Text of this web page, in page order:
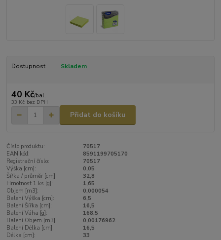
Dostupnost Skladem
40 Kč/bal.
33 Kč bez DPH
Přidat do košíku
Číslo produktu:
70517
EAN kód:
8591199705170
Registrační číslo:
70517
Výška [cm]:
0,05
Šířka / průměr [cm]:
32,8
Hmotnost 1 ks [g]:
1,65
Objem [m3]:
0,000054
Balení Výška [cm]:
6,5
Balení Šířka [cm]:
16,5
Balení Váha [g]:
168,5
Balení Objem [m3]:
0,00176962
Balení Délka [cm]:
16,5
Délka [cm]:
33